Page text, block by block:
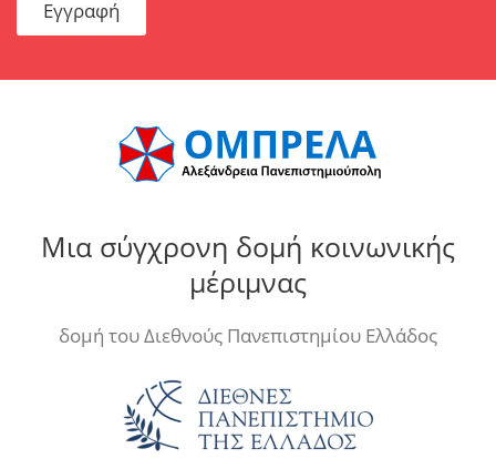
Εγγραφή
Μια σύγχρονη δομή κοινωνικής
μέριμνας
δομή του Διεθνούς Πανεπιστημίου Ελλάδος